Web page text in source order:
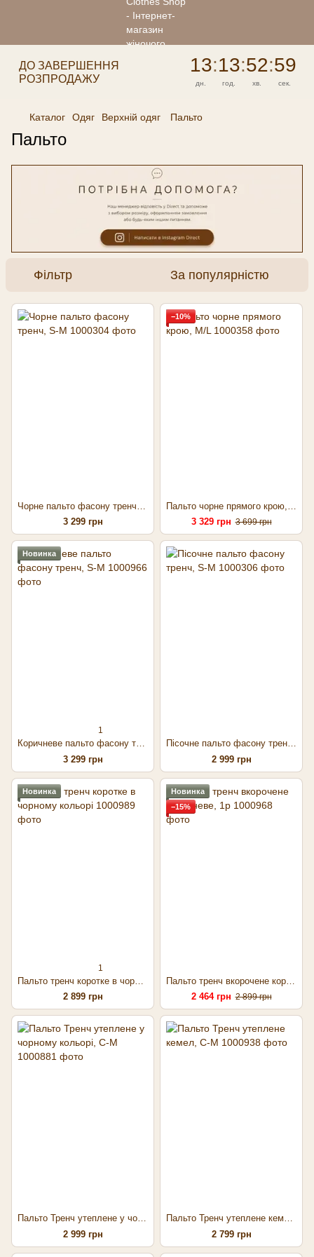
ДО ЗАВЕРШЕННЯ
РОЗПРОДАЖУ
13:13:52:59
дн. год. хв. сек.
Каталог Одяг Верхній одяг Пальто
Пальто
Фільтр За популярністю
3 299 грн
−10%
3 329 грн 3 699 грн
Новинка
1
Коричневе пальто фасону тренч, S-M
3 299 грн
Пісочне пальто фасону тренч, S-M
2 999 грн
Новинка
1
2 899 грн
Новинка
−15%
2 464 грн 2 899 грн
Пальто Тренч утеплене у чорному кольорі, С-М
2 999 грн
Пальто Тренч утеплене кемел, С-М
2 799 грн